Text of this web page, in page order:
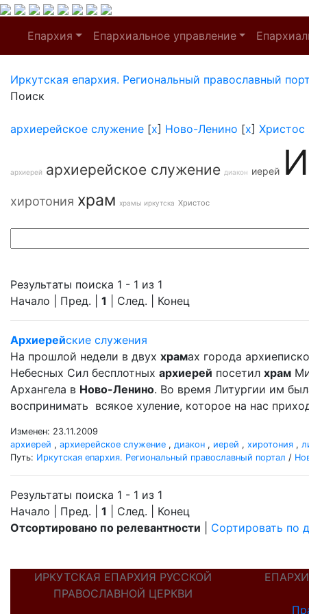
Епархия Епархиальное управление
Иркутская епархия. Региональный православный
Поиск
архиерейское служение [x] Ново-Ленино [x] Христос
архиерей архиерейское служение диакон иерей
хиротония храм храмы иркутска Христос
Результаты поиска 1 - 1 из 1
Начало | Пред. | 1 | След. | Конец
Архиерейские служения
На прошлой недели в двух храмах города
Небесных Сил бесплотных архиерей посетил храм
Архангела в Ново-Ленино. Во время Литургии им
воспринимать всякое хуление, которое на нас
Изменен: 23.11.2009
архиерей , архиерейское служение , диакон , иерей , хиротония ,
Путь: Иркутская епархия. Региональный православный портал /
Результаты поиска 1 - 1 из 1
Начало | Пред. | 1 | След. | Конец
Отсортировано по релевантности
Сортировать по
ИРКУТСКАЯ ЕПАРХИЯ РУССКОЙ
ПРАВОСЛАВНОЙ ЦЕРКВИ